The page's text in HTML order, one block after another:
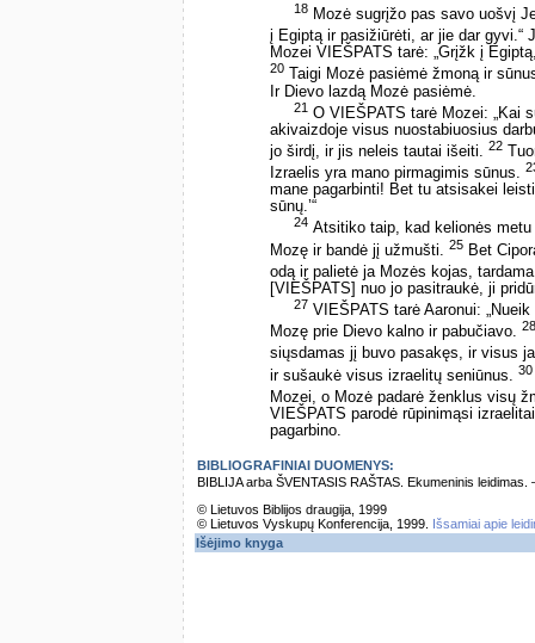
18 Mozė sugrįžo pas savo uošvį
į Egiptą ir pasižiūrėti, ar jie dar gyvi.“
Mozei VIEŠPATS tarė: „Grįžk į
20 Taigi Mozė pasiėmė žmoną ir
Ir Dievo lazdą Mozė pasiėmė.
21 O VIEŠPATS tarė Mozei: „Kai
akivaizdoje visus nuostabiuosius
jo širdį, ir jis neleis tautai išeiti. 22
Izraelis yra mano pirmagimis sūnus.
mane pagarbinti! Bet tu atsisakei
sūnų.’“
24 Atsitiko taip, kad kelionės
Mozę ir bandė jį užmušti. 25 Bet
odą ir palietė ja Mozės kojas,
[VIEŠPATS] nuo jo pasitraukė, ji
27 VIEŠPATS tarė Aaronui:
Mozę prie Dievo kalno ir pabučiavo. 28
siųsdamas jį buvo pasakęs, ir visus
ir sušaukė visus izraelitų seniūnus. 30
Mozei, o Mozė padarė ženklus visų
VIEŠPATS parodė rūpinimąsi
pagarbino.
BIBLIOGRAFINIAI DUOMENYS:
BIBLIJA arba ŠVENTASIS RAŠTAS. Ekumeninis
© Lietuvos Biblijos draugija, 1999
© Lietuvos Vyskupų Konferencija, 1999.
Išsamiai apie
Išėjimo knyga